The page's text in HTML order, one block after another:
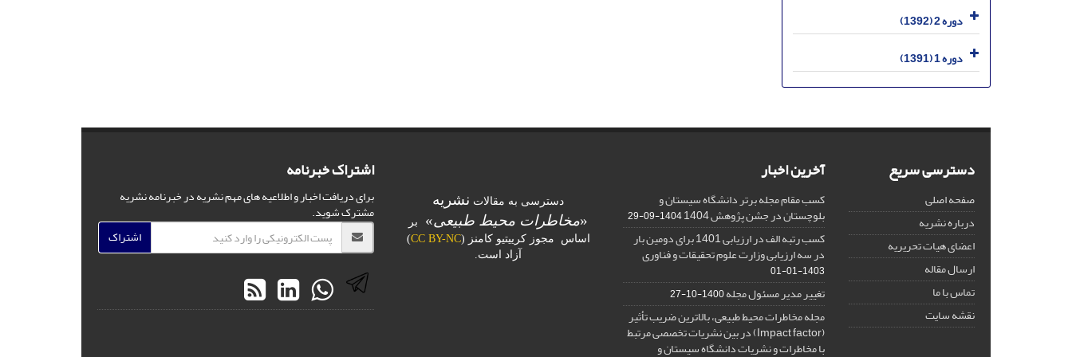
دوره 2 (1392)
دوره 1 (1391)
دسترسی سریع
صفحه اصلی
درباره نشریه
اعضای هیات تحریریه
ارسال مقاله
تماس با ما
نقشه سایت
آخرین اخبار
کسب مقام مجله برتر دانشگاه سیستان و
بلوچستان در جشن پژوهش 1404 1404-09-29
کسب رتبه الف در ارزیابی 1401 برای دومین بار
در سه ارزیابی وزارت علوم تحقیقات و فناوری
1403-01-01
تغییر مدیر مسئول مجله1400-10-27
مجله مخاطرات محیط طبیعی، بالاترین ضریب تأثیر
(Impact factor) در بین نشریات تخصصی مرتبط
با مخاطرات و نشریات دانشگاه سیستان و
دسترسی به مقالات نشریه
«مخاطرات محیط طبیعی»
بر
اساس مجوز کرییتیو کامنز (CC BY-NC
)
آزاد است.
اشتراک خبرنامه
برای دریافت اخبار و اطلاعیه های مهم نشریه در خبرنامه نشریه
مشترک شوید.
اشتراک